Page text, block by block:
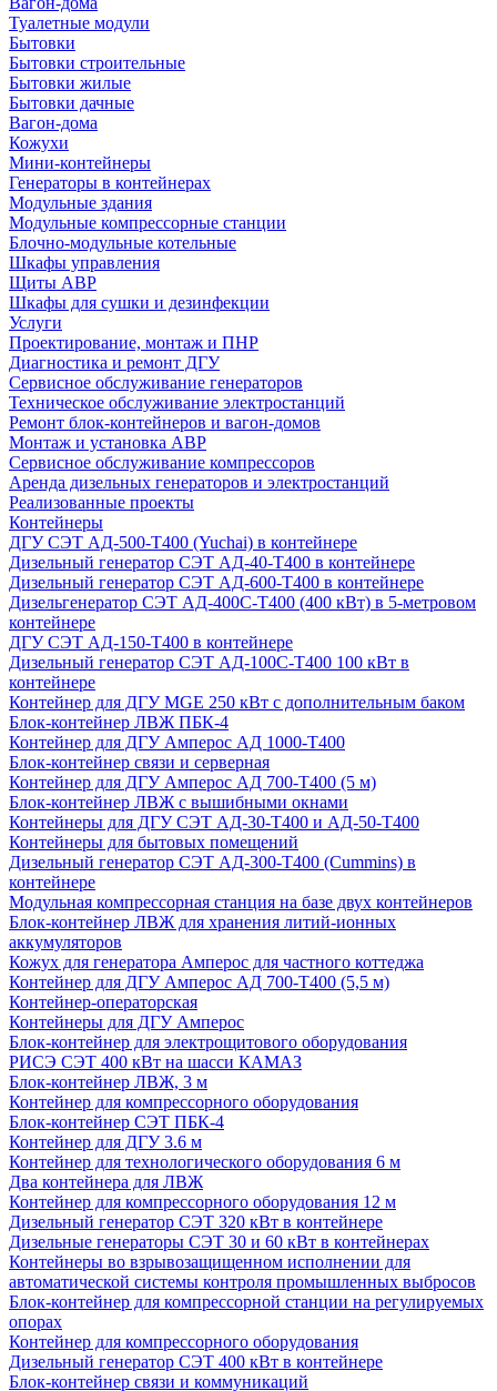
Туалетные модули
Бытовки
Бытовки строительные
Бытовки жилые
Бытовки дачные
Вагон-дома
Кожухи
Мини-контейнеры
Генераторы в контейнерах
Модульные здания
Модульные компрессорные станции
Блочно-модульные котельные
Шкафы управления
Щиты АВР
Шкафы для сушки и дезинфекции
Услуги
Проектирование, монтаж и ПНР
Диагностика и ремонт ДГУ
Сервисное обслуживание генераторов
Техническое обслуживание электростанций
Ремонт блок-контейнеров и вагон-домов
Монтаж и установка АВР
Сервисное обслуживание компрессоров
Аренда дизельных генераторов и электростанций
Реализованные проекты
Контейнеры
ДГУ СЭТ АД-500-Т400 (Yuchai) в контейнере
Дизельный генератор СЭТ АД-40-Т400 в контейнере
Дизельный генератор СЭТ АД-600-Т400 в контейнере
Дизельгенератор СЭТ АД-400С-Т400 (400 кВт) в 5-метровом
контейнере
ДГУ СЭТ АД-150-Т400 в контейнере
Дизельный генератор СЭТ АД-100С-Т400 100 кВт в
контейнере
Контейнер для ДГУ MGE 250 кВт с дополнительным баком
Блок-контейнер ЛВЖ ПБК-4
Контейнер для ДГУ Амперос АД 1000-Т400
Блок-контейнер связи и серверная
Контейнер для ДГУ Амперос АД 700-Т400 (5 м)
Блок-контейнер ЛВЖ с вышибными окнами
Контейнеры для ДГУ СЭТ АД-30-Т400 и АД-50-Т400
Контейнеры для бытовых помещений
Дизельный генератор СЭТ АД-300-Т400 (Cummins) в
контейнере
Модульная компрессорная станция на базе двух контейнеров
Блок-контейнер ЛВЖ для хранения литий-ионных
аккумуляторов
Кожух для генератора Амперос для частного коттеджа
Контейнер для ДГУ Амперос АД 700-Т400 (5,5 м)
Контейнер-операторская
Контейнеры для ДГУ Амперос
Блок-контейнер для электрощитового оборудования
РИСЭ СЭТ 400 кВт на шасси КАМАЗ
Блок-контейнер ЛВЖ, 3 м
Контейнер для компрессорного оборудования
Блок-контейнер СЭТ ПБК-4
Контейнер для ДГУ 3.6 м
Контейнер для технологического оборудования 6 м
Два контейнера для ЛВЖ
Контейнер для компрессорного оборудования 12 м
Дизельный генератор СЭТ 320 кВт в контейнере
Дизельные генераторы СЭТ 30 и 60 кВт в контейнерах
Контейнеры во взрывозащищенном исполнении для
автоматической системы контроля промышленных выбросов
Блок-контейнер для компрессорной станции на регулируемых
опорах
Контейнер для компрессорного оборудования
Дизельный генератор СЭТ 400 кВт в контейнере
Блок-контейнер связи и коммуникаций